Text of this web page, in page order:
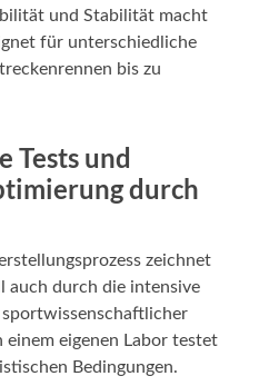
und Stabilität macht
für unterschiedliche
bis zu
Tests und
durch
zeichnet
auch durch die intensive
sportwissenschaftlicher
einem eigenen Labor testet
Bedingungen.